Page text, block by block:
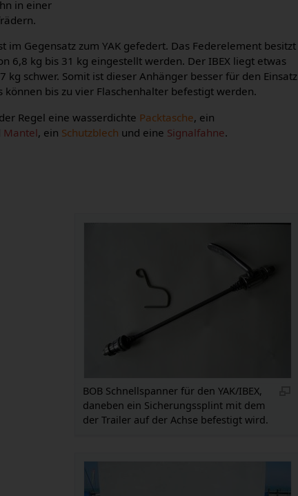
in einer
im Gegensatz zum YAK gefedert. Das Federelement besitzt
6,8 kg bis 31 kg eingestellt werden. Der IBEX liegt etwas
schwer. Somit ist dieser Anhänger besser für den Einsatz
bis zu vier Flaschenhalter befestigt werden.
Regel eine wasserdichte Packtasche, ein
Mantel, ein Schutzblech und eine Signalfahne.
BOB Schnellspanner für den YAK/IBEX,
daneben ein Sicherungssplint mit dem
der Trailer auf der Achse befestigt wird.